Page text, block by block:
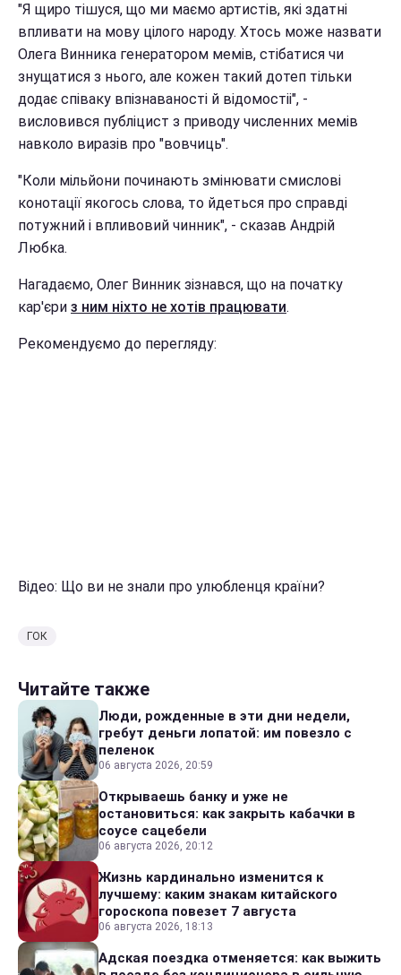
"Я щиро тішуся, що ми маємо артистів, які здатні
впливати на мову цілого народу. Хтось може назвати
Олега Винника генератором мемів, стібатися чи
знущатися з нього, але кожен такий дотеп тільки
додає співаку впізнаваності й відомостіі", -
висловився публіцист з приводу численних мемів
навколо виразів про "вовчиць".
"Коли мільйони починають змінювати смислові
конотації якогось слова, то йдеться про справді
потужний і впливовий чинник", - сказав Андрій
Любка.
Нагадаємо, Олег Винник зізнався, що на початку
кар'єри з ним ніхто не хотів працювати.
Рекомендуємо до перегляду:
Відео: Що ви не знали про улюбленця країни?
ГОК
Читайте также
Люди, рожденные в эти дни недели,
гребут деньги лопатой: им повезло с
пеленок
06 августа 2026, 20:59
Открываешь банку и уже не
остановиться: как закрыть кабачки в
соусе сацебели
06 августа 2026, 20:12
Жизнь кардинально изменится к
лучшему: каким знакам китайского
гороскопа повезет 7 августа
06 августа 2026, 18:13
Адская поездка отменяется: как выжить